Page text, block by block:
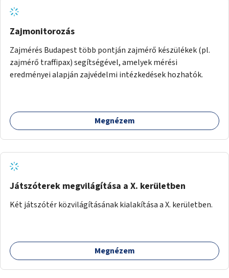
Zajmonitorozás
Zajmérés Budapest több pontján zajmérő készülékek (pl.
zajmérő traffipax) segítségével, amelyek mérési
eredményei alapján zajvédelmi intézkedések hozhatók.
Megnézem
Játszóterek megvilágítása a X. kerületben
Két játszótér közvilágításának kialakítása a X. kerületben.
Megnézem